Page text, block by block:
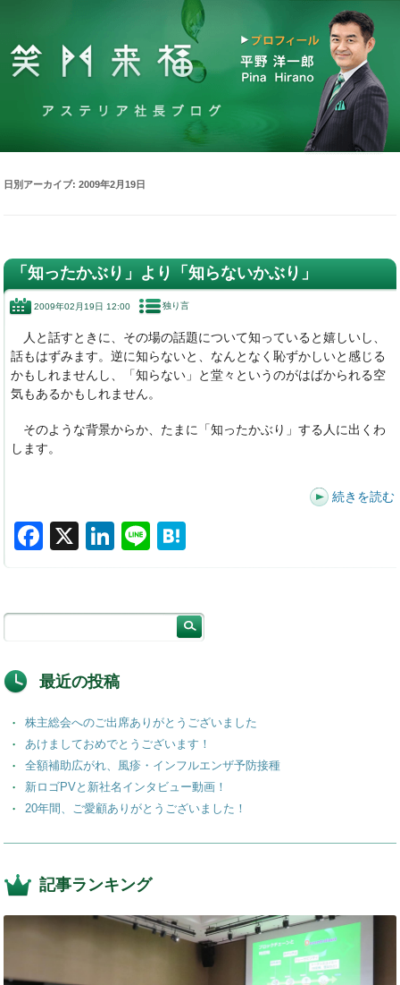
日別アーカイブ:2009年2月19日
「知ったかぶり」より「知らないかぶり」
2009年02月19日 12:00 独り言
人と話すときに、その場の話題について知っていると嬉しいし、
話もはずみます。逆に知らないと、なんとなく恥ずかしいと感じる
かもしれませんし、「知らない」と堂々というのがはばかられる空
気もあるかもしれません。
そのような背景からか、たまに「知ったかぶり」する人に出くわ
します。
続きを読む
F
e
o
k
X
Li
e
n
Li
n
最近の投稿
株主総会へのご出席ありがとうございました
あけましておめでとうございます！
全額補助広がれ、風疹・インフルエンザ予防接種
新ロゴPVと新社名インタビュー動画！
20年間、ご愛顧ありがとうございました！
記事ランキング